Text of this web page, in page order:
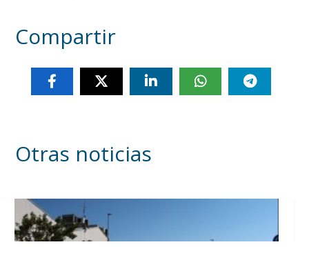
Compartir
Otras noticias